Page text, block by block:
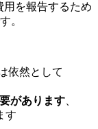
を報告するため
。
依然として
があります
す